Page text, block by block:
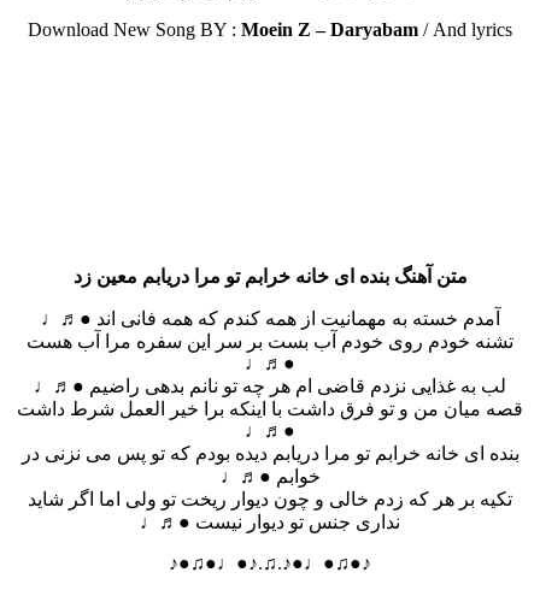
Download New Song BY : Moein Z – Daryabam / And lyrics
متن آهنگ بنده ای خانه خرابم تو مرا دریابم معین زد
آمدم خسته به مهمانیت از همه کندم که همه فانی اند ●♬♩
تشنه خودم روی خودم آب بست بر سر این سفره مرا آب هست
●♬♩
لب به غذایی نزدم قاضی ام هر چه تو نانم بدهی راضیم ●♬♩
قصه میان من و تو فرق داشت با اینکه برا خیر العمل شرط داشت
●♬♩
بنده ای خانه خرابم تو مرا دریابم دیده بودم که تو پس می نزنی در
خوابم ●♬♩
تکیه بر هر که زدم خالی و چون دیوار ریخت تو ولی اما اگر شاید
نداری جنس تو دیوار نیست ●♬♩
♪●♫●♩●♪.♫.♪●♩●♫●♪